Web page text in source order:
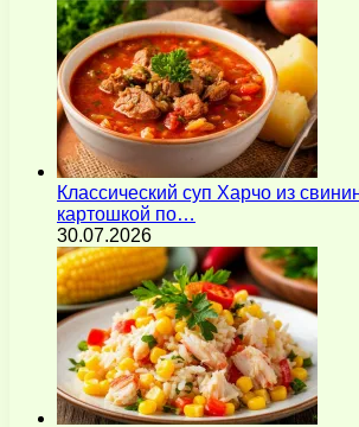
Классический суп Харчо из
картошкой по…
30.07.2026